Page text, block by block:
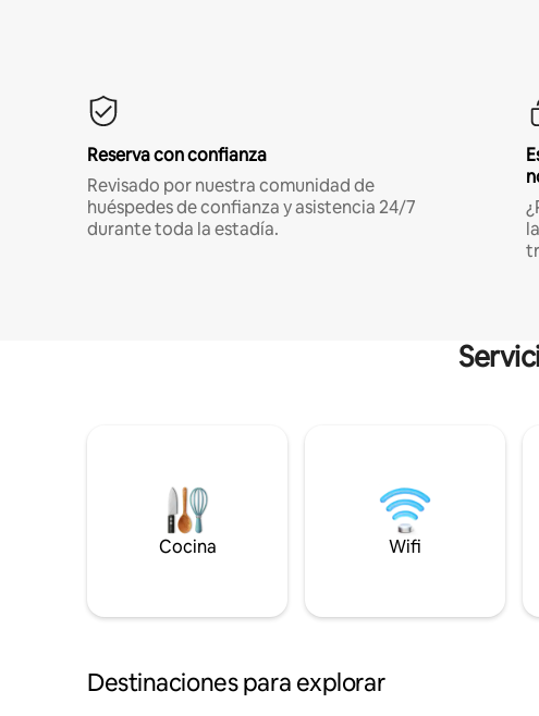
Reserva con confianza
Revisado por nuestra comunidad de
huéspedes de confianza y asistencia 24/7
durante toda la estadía.
Cocina Wifi
Destinaciones para explorar